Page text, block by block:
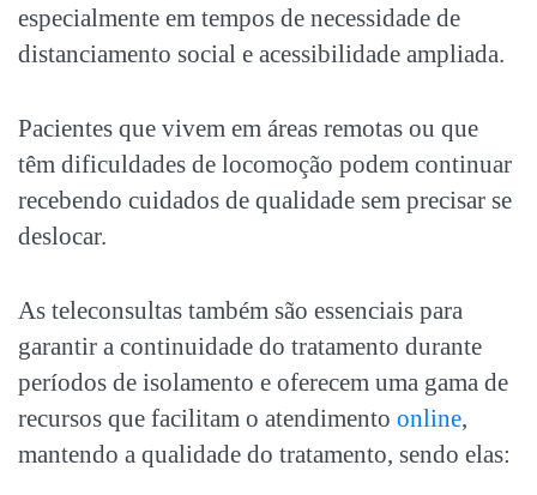
especialmente em tempos de necessidade de
distanciamento social e acessibilidade ampliada.
Pacientes que vivem em áreas remotas ou que
têm dificuldades de locomoção podem continuar
recebendo cuidados de qualidade sem precisar se
deslocar.
As teleconsultas também são essenciais para
garantir a continuidade do tratamento durante
períodos de isolamento e oferecem uma gama de
recursos que facilitam o atendimento online,
mantendo a qualidade do tratamento, sendo elas: